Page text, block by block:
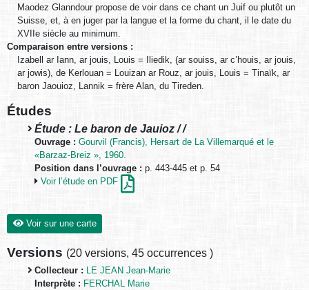
Maodez Glanndour propose de voir dans ce chant un Juif ou plutôt un
Suisse, et, à en juger par la langue et la forme du chant, il le date du
XVIIe siècle au minimum.
Comparaison entre versions :
Izabell ar Iann, ar jouis, Louis = Iliedik, (ar souiss, ar c’houis, ar jouis,
ar jowis), de Kerlouan = Louizan ar Rouz, ar jouis, Louis = Tinaïk, ar
baron Jaouioz, Lannik = frère Alan, du Tireden.
Études
Étude : Le baron de Jauioz / /
Ouvrage : Gourvil (Francis), Hersart de La Villemarqué et le
«Barzaz-Breiz », 1960.
Position dans l’ouvrage : p. 443-445 et p. 54
Voir l’étude en PDF
Voir sur une carte
Versions (20 versions, 45 occurrences )
Collecteur : LE JEAN Jean-Marie
Interprète : FERCHAL Marie